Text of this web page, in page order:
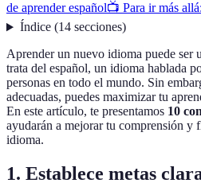
de aprender español📺 Para ir más allá:
Índice(14 secciones)
Aprender un nuevo idioma puede ser
trata del español, un idioma hablada
personas en todo el mundo. Sin
adecuadas, puedes maximizar tu
En este artículo, te presentamos 10
ayudarán a mejorar tu comprensión y
idioma.
1. Establece metas